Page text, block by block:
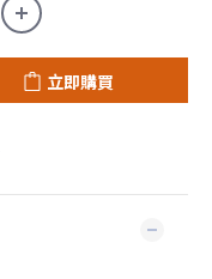
立即購買